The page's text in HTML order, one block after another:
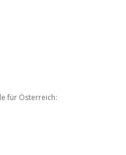
für Österreich: